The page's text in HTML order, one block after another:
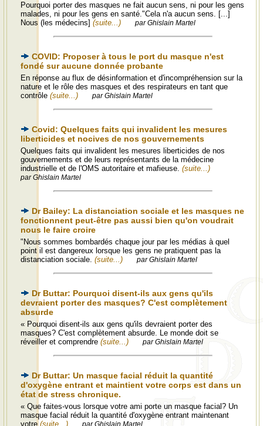
Pourquoi porter des masques ne fait aucun sens, ni pour les gens
malades, ni pour les gens en santé."Cela n'a aucun sens. [...]
Nous (les médecins] (suite...) par Ghislain Martel
COVID: Proposer à tous le port du masque n'est
fondé sur aucune donnée probante
En réponse au flux de désinformation et d'incompréhension sur la
nature et le rôle des masques et des respirateurs en tant que
contrôle (suite...) par Ghislain Martel
Covid: Quelques faits qui invalident les mesures
liberticides et nocives de nos gouvernements
Quelques faits qui invalident les mesures liberticides de nos
gouvernements et de leurs représentants de la médecine
industrielle et de l'OMS autoritaire et mafieuse. (suite...)
par Ghislain Martel
Dr Bailey: La distanciation sociale et les masques ne
fonctionnent peut-être pas aussi bien qu'on voudrait
nous le faire croire
"Nous sommes bombardés chaque jour par les médias à quel
point il est dangereux lorsque les gens ne pratiquent pas la
distanciation sociale. (suite...) par Ghislain Martel
Dr Buttar: Pourquoi disent-ils aux gens qu'ils
devraient porter des masques? C'est complètement
absurde
« Pourquoi disent-ils aux gens qu'ils devraient porter des
masques? C'est complètement absurde. Le monde doit se
réveiller et comprendre (suite...) par Ghislain Martel
Dr Buttar: Un masque facial réduit la quantité
d'oxygène entrant et maintient votre corps est dans un
état de stress chronique.
« Que faites-vous lorsque votre ami porte un masque facial? Un
masque facial réduit la quantité d'oxygène entrant maintenant
votre (suite...) par Ghislain Martel